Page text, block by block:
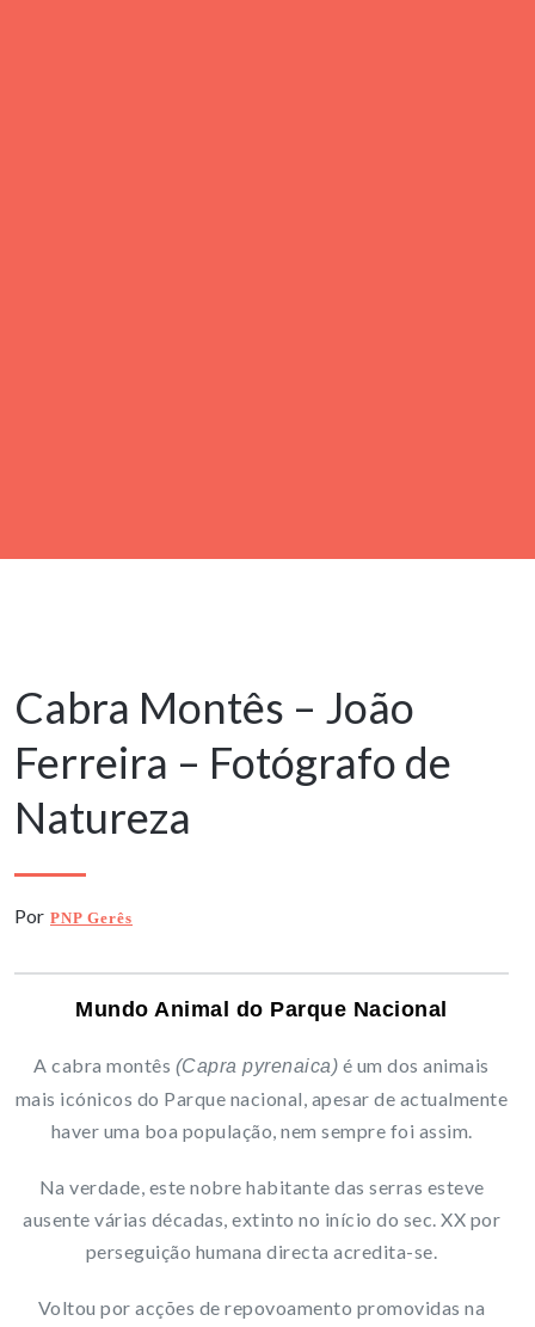
Cabra Montês – João
Ferreira – Fotógrafo de
Natureza
Por PNP Gerês
Mundo Animal do Parque Nacional
A cabra montês (Capra pyrenaica) é um dos animais
mais icónicos do Parque nacional, apesar de actualmente
haver uma boa população, nem sempre foi assim.
Na verdade, este nobre habitante das serras esteve
ausente várias décadas, extinto no início do sec. XX por
perseguição humana directa acredita-se.
Voltou por acções de repovoamento promovidas na